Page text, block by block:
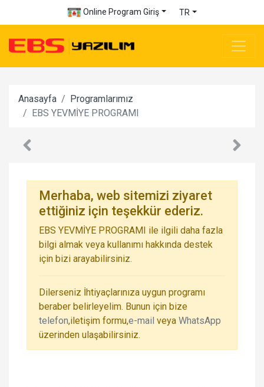
Online Program Giriş TR
Anasayfa
Programlarımız
EBS YEVMİYE PROGRAMI
Merhaba, web sitemizi ziyaret
ettiğiniz için teşekkür ederiz.
EBS YEVMİYE PROGRAMI ile ilgili daha fazla
bilgi almak veya kullanımı hakkında destek
için bizi arayabilirsiniz.
Dilerseniz İhtiyaçlarınıza uygun programı
beraber belirleyelim. Bunun için bize
telefon,iletişim formu,e-mail veya WhatsApp
üzerinden ulaşabilirsiniz.